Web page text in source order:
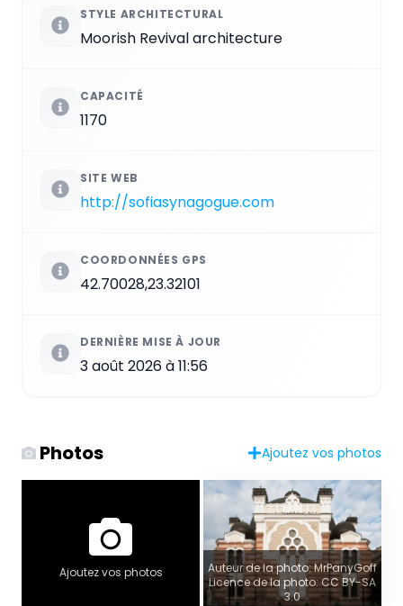
STYLE ARCHITECTURAL
Moorish Revival architecture
CAPACITÉ
1170
SITE WEB
http://sofiasynagogue.com
COORDONNÉES GPS
42.70028,23.32101
DERNIÈRE MISE À JOUR
3 août 2026 à 11:56
Photos Ajoutez vos photos
Ajoutez vos photos
Auteur de la photo: MrPanyGoff
Licence de la photo: CC BY-SA
3.0